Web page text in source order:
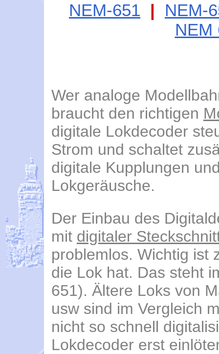
NEM-651 | NEM-
NEM
Wer analoge
braucht den richtigen
digitale Lokdecoder
Strom und schaltet
digitale Kupplungen
Lokgeräusche.
Der Einbau des
mit digitaler
problemlos. Wichtig ist
die Lok hat. Das steht
651). Ältere Loks von
usw sind im Vergleich
nicht so schnell
Lokdecoder erst